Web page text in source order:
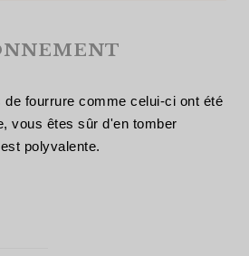
fourrure comme celui-ci ont été
vous êtes sûr d'en tomber
polyvalente.